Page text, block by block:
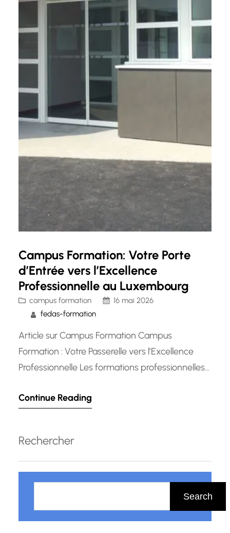
Campus Formation: Votre Porte
d’Entrée vers l’Excellence
Professionnelle au Luxembourg
campus formation
16 mai 2026
fedas-formation
Article sur Campus Formation Campus
Formation : Votre Passerelle vers l’Excellence
Professionnelle Les formations professionnelles
des compétences et l’avancement de carrière.
domaine de l’éducation et de la formation
continue. Basé au Luxembourg, Campus
Continue Reading
Rechercher
h
Search